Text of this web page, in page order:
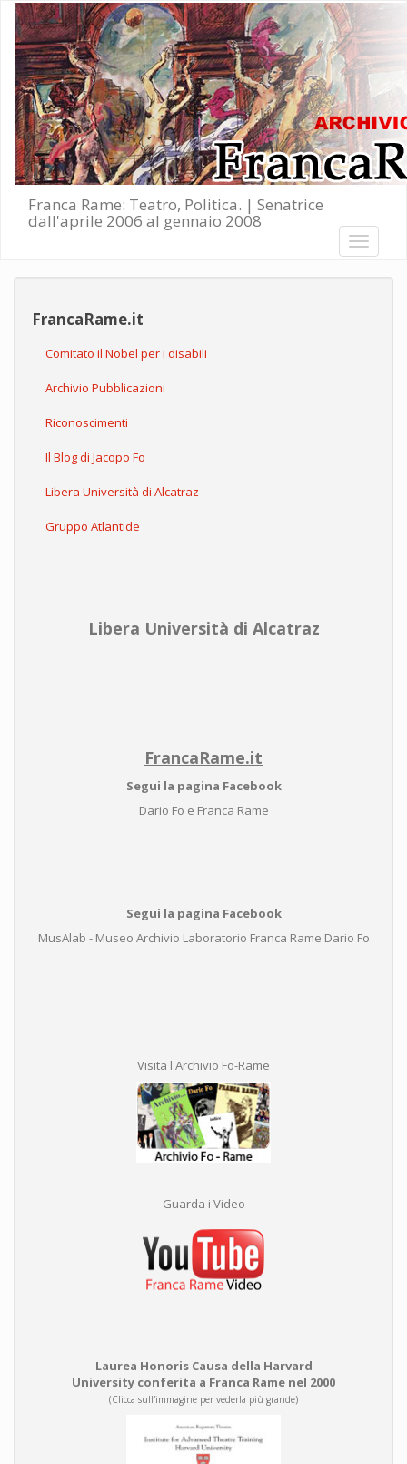
Salta al contenuto principale
Franca Rame: Teatro, Politica. | Senatrice
dall'aprile 2006 al gennaio 2008
Toggle
FrancaRame.it
Comitato il Nobel per i disabili
Archivio Pubblicazioni
Riconoscimenti
Il Blog di Jacopo Fo
Libera Università di Alcatraz
Gruppo Atlantide
Libera Università di Alcatraz
FrancaRame.it
Segui la pagina Facebook
Dario Fo e Franca Rame
Segui la pagina Facebook
MusAlab - Museo Archivio Laboratorio Franca Rame Dario Fo
Visita l'Archivio Fo-Rame
Guarda i Video
Laurea Honoris Causa della Harvard
University conferita a Franca Rame nel 2000
(Clicca sull'immagine per vederla più grande)